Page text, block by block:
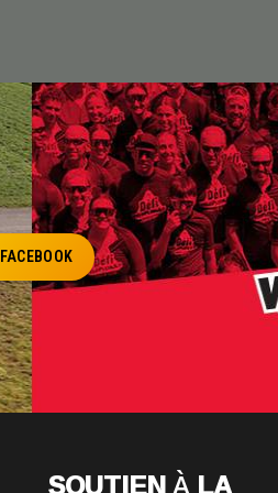
FACEBOOK